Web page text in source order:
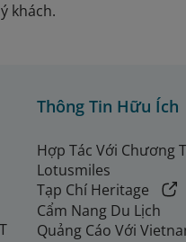
khách.
Thông Tin Hữu Ích
Hợp Tác Với Chương
Lotusmiles
Tạp Chí Heritage
Cẩm Nang Du Lịch
Quảng Cáo Với